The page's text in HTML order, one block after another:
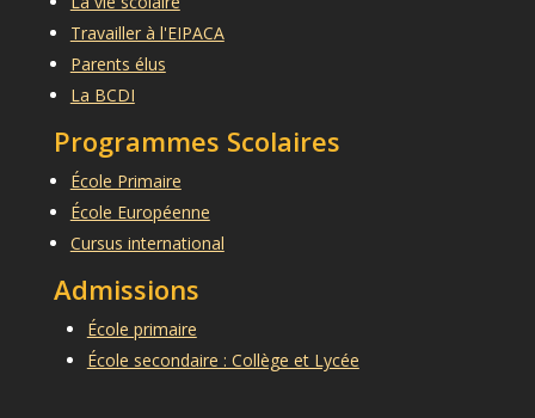
Travailler à l'EIPACA
Parents élus
La BCDI
Programmes Scolaires
École Primaire
École Européenne
Cursus international
Admissions
École primaire
École secondaire : Collège et Lycée